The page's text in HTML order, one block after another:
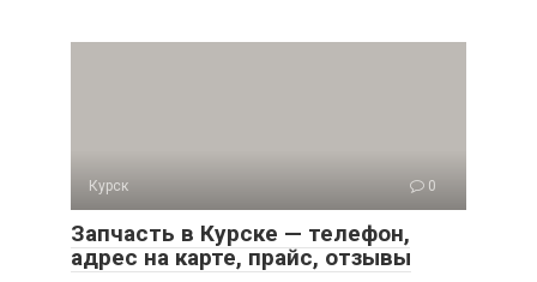
Курск 0
Запчасть в Курске — телефон,
адрес на карте, прайс, отзывы